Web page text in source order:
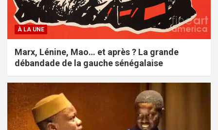
À LA UNE
Marx, Lénine, Mao… et après ? La grande
débandade de la gauche sénégalaise